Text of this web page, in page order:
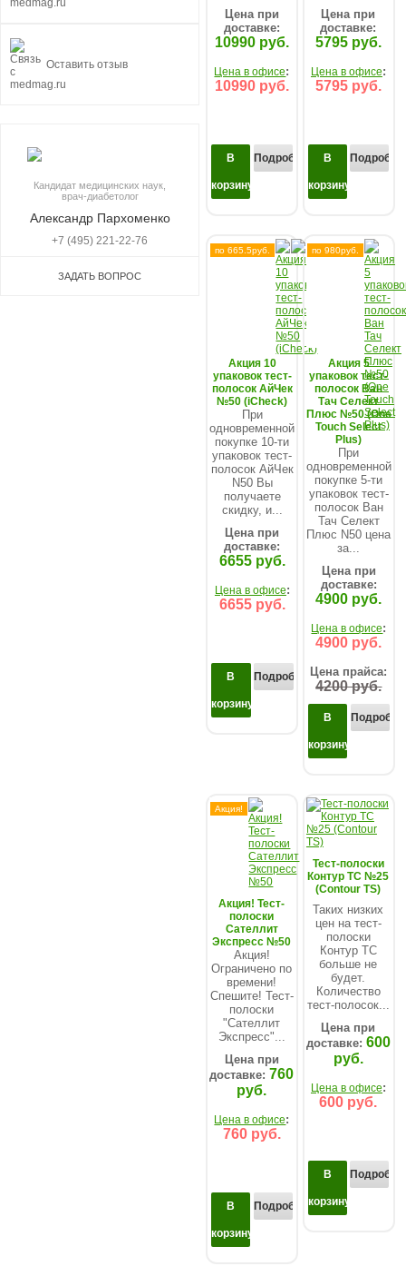
Оставить отзыв
Кандидат медицинских наук,
врач-диабетолог
Александр Пархоменко
+7 (495) 221-22-76
ЗАДАТЬ ВОПРОС
Цена при
доставке:
10990 руб.
Цена в офисе:
10990 руб.
В
корзину
Подробнее...
Цена при
доставке:
5795 руб.
Цена в офисе:
5795 руб.
В
корзину
по 665.5руб.
Акция 10
упаковок тест-
полосок АйЧек
№50 (iCheck)
При
одновременной
покупке 10-ти
упаковок тест-
полосок АйЧек
N50 Вы
получаете
cкидку, и...
Цена при
доставке:
6655 руб.
Цена в офисе:
6655 руб.
В
корзину
Подробнее...
по 980руб.
Акция 5
упаковок тест-
полосок Ван
Тач Селект
Плюс №50 (One
Touch Select
Plus)
При
одновременной
покупке 5-ти
упаковок тест-
полосок Ван
Тач Селект
Плюс N50 цена
за...
Цена при
доставке:
4900 руб.
Цена в офисе:
4900 руб.
Цена прайса:
4200 руб.
В
корзину
Акция!
Акция! Тест-
полоски
Сателлит
Экспресс №50
Акция!
Ограничено по
времени!
Спешите! Тест-
полоски
"Сателлит
Экспресс"...
Цена при
доставке: 760
руб.
Цена в офисе:
760 руб.
В
корзину
Подробнее...
Тест-полоски
Контур ТС №25
(Contour TS)
Таких низких
цен на тест-
полоски
Контур ТС
больше не
будет.
Количество
тест-полосок...
Цена при
доставке: 600
руб.
Цена в офисе:
600 руб.
В
корзину